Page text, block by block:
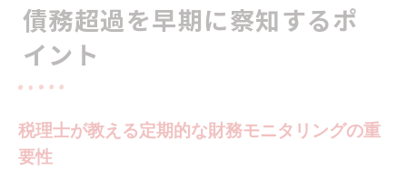
債務超過を早期に察知するポ
イント
税理士が教える定期的な財務モニタリングの重
要性